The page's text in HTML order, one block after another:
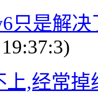
只是解
上,经常